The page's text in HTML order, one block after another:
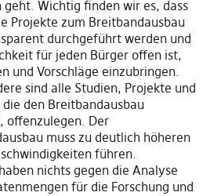
geht. Wichtig finden wir es, dass
Projekte zum Breitbandausbau
durchgeführt werden und
für jeden Bürger offen ist,
und Vorschläge einzubringen.
sind alle Studien, Projekte und
den Breitbandausbau
offenzulegen. Der
muss zu deutlich höheren
führen.
haben nichts gegen die Analyse
für die Forschung und